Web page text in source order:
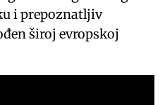
i prepoznatljiv
široj evropskoj